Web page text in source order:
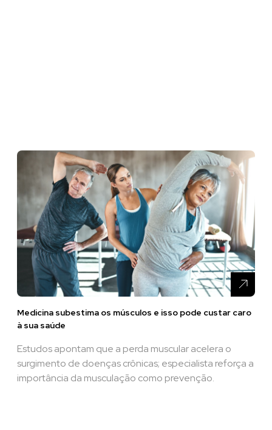
Medicina subestima os músculos e isso pode custar caro
à sua saúde
Estudos apontam que a perda muscular acelera o
surgimento de doenças crônicas; especialista reforça a
importância da musculação como prevenção.